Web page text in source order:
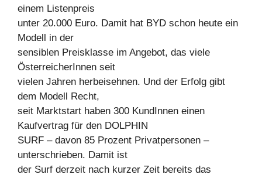
einem Listenpreis
unter 20.000 Euro. Damit hat BYD schon heute ein
Modell in der
sensiblen Preisklasse im Angebot, das viele
ÖsterreicherInnen seit
vielen Jahren herbeisehnen. Und der Erfolg gibt
dem Modell Recht,
seit Marktstart haben 300 KundInnen einen
Kaufvertrag für den DOLPHIN
SURF – davon 85 Prozent Privatpersonen –
unterschrieben. Damit ist
der Surf derzeit nach kurzer Zeit bereits das